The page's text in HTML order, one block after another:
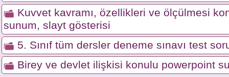
Kuvvet kavramı, özellikleri ve ölçülmesi
sunum, slayt gösterisi
5. Sınıf tüm dersler deneme sınavı test
Birey ve devlet ilişkisi konulu powerpoint